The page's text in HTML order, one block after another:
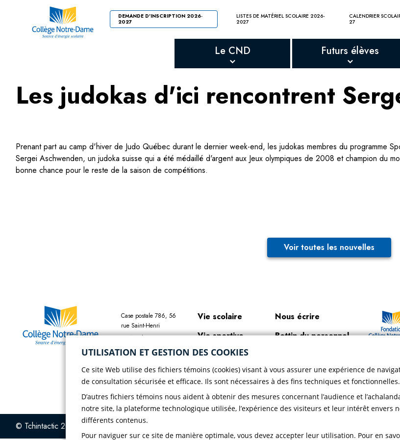
DEMANDE D'INSCRIPTION 2026-
2027
LISTES DE MATÉRIEL SCOLAIRE 2026-
2027
CALENDRIER
27
Le CND Futurs élèves
Les judokas d'ici rencontrent
Prenant part au camp d'hiver de Judo Québec durant le dernier week-end, les judokas membres du programme
Sergei Aschwenden, un judoka suisse qui a été médaillé d'argent aux Jeux olympiques de 2008 et champion du
bonne chance pour le reste de la saison de compétitions.
Voir toutes les nouvelles
Case postale 786, 56
rue Saint-Henri
Rivière-du-Loup
(Québec) G5R 3Z5
8257
Télécopieur :418 862-
8495
Vie scolaire
Nous écrire
Vie sportive
Bottin du personnel
Choisir le CND
Politique de
confidentialité CND
© Tchintactic 2026
UTILISATION ET GESTION DES COOKIES
Ce site Web utilise des fichiers témoins (cookies) visant à vous assurer une expérience de
de consultation sécurisée et efficace. Ils sont nécessaires à des fins techniques et fonctionnelles.
D’autres fichiers témoins nous aident à obtenir des mesures concernant l’audience et
notre site, la plateforme technologique utilisée, l’expérience des visiteurs et leur intérêt envers
différents contenus.
Pour naviguer sur ce site de manière optimale, vous devez accepter leur utilisation. Pour en